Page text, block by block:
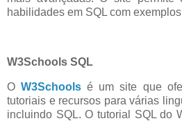
habilidades em SQL com
W3Schools SQL
OW3Schools é um site que
tutoriais e recursos para várias
incluindo SQL. O tutorial SQL do